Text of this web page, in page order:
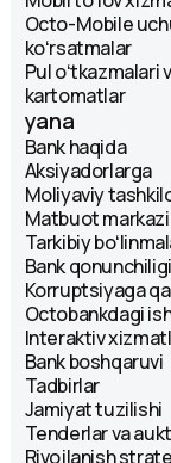
Bobur
savdo
Infokiosk
Yunusota
Moʻljal:
Infokiosk
Amir
Infokiosk
Chilonzor
Octo-Mobile
koʻrsatmalar
Pul oʻtkazmalari
kartomatlar
yana
Bank haqida
Aksiyadorlarga
Moliyaviy
Matbuot markazi
Tarkibiy
Bank qonunchiligi
Korruptsiyaga
Octobankdagi
Interaktiv
Bank boshqaruvi
Tadbirlar
Jamiyat tuzilishi
Tenderlar va
Rivojlanish